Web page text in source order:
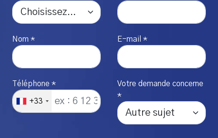
Nom *
Téléphone *
+33
E-mail *
Votre demande concerne
*